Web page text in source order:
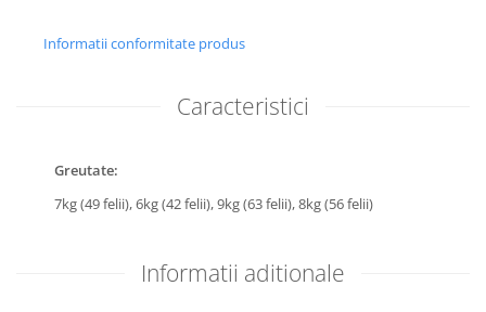
Informatii conformitate produs
Caracteristici
Greutate:
7kg (49 felii),6kg (42 felii),9kg (63 felii),8kg (56 felii)
Informatii aditionale